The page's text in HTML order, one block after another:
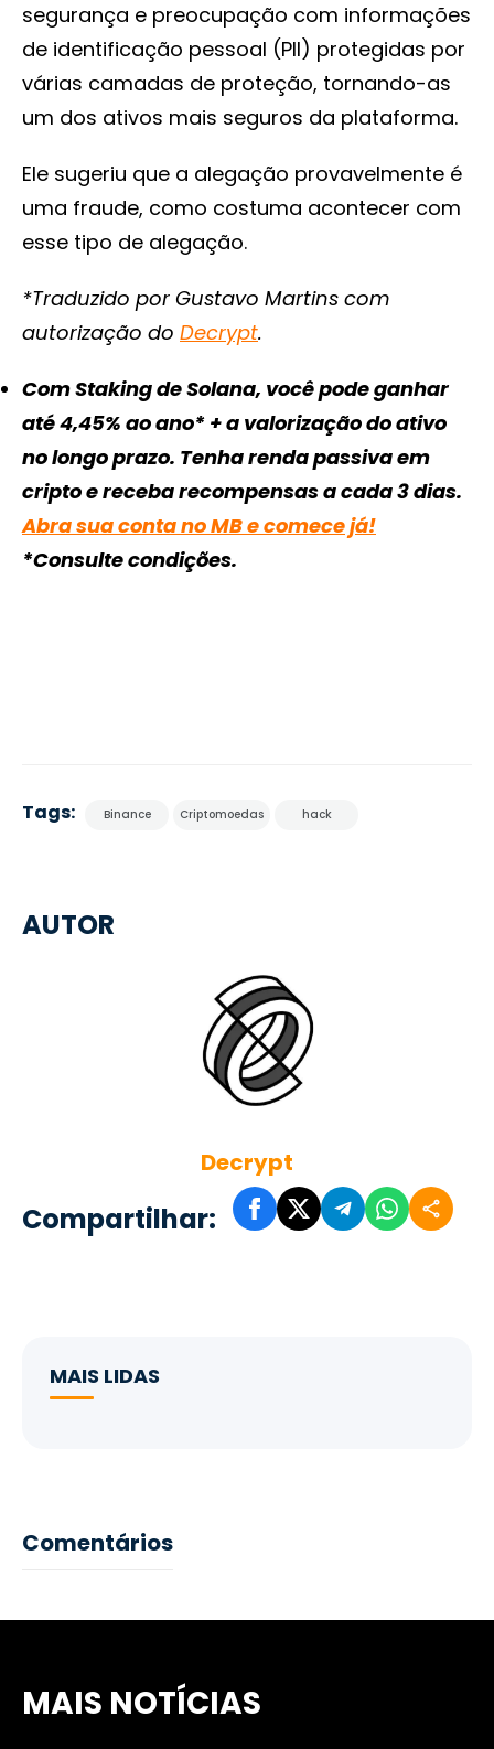
AUTOR
Decrypt
Compartilhar:
segurança e preocupação com informações
de identificação pessoal (PII) protegidas por
várias camadas de proteção, tornando-as
um dos ativos mais seguros da plataforma.
Ele sugeriu que a alegação provavelmente é
uma fraude, como costuma acontecer com
esse tipo de alegação.
*Traduzido por Gustavo Martins com
autorização do Decrypt.
Com Staking de Solana, você pode ganhar
até 4,45% ao ano* + a valorização do ativo
no longo prazo. Tenha renda passiva em
cripto e receba recompensas a cada 3 dias.
Abra sua conta no MB e comece já!
*Consulte condições.
Tags: Binance Criptomoedas hack
MAIS LIDAS
Comentários
MAIS NOTÍCIAS